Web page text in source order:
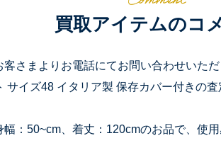
買取アイテムのコ
客さまよりお電話にてお問い合わせいた
サイズ48 イタリア製 保存カバー付きの査
幅：50~cm、着丈：120cmのお品で、使